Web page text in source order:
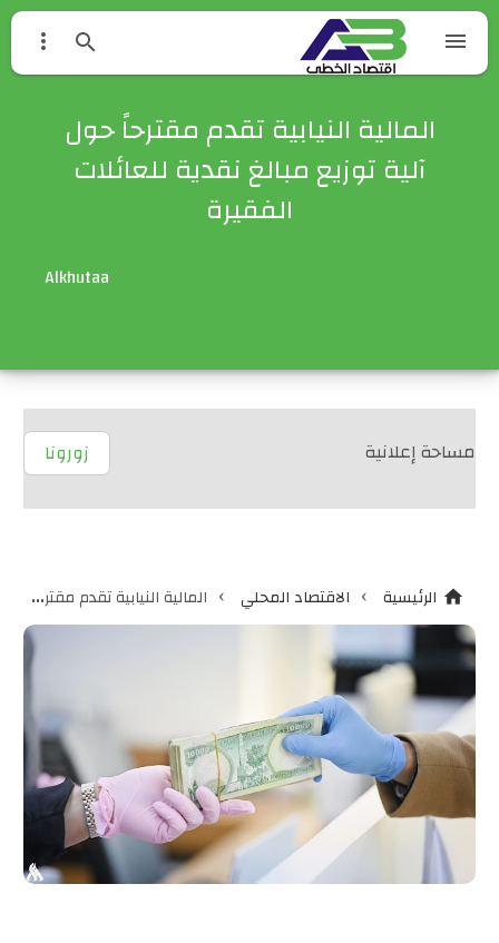



المالية النيابية تقدم مقترحاً حول
آلية توزيع مبالغ نقدية للعائلات
الفقيرة
Alkhutaa
مساحة إعلانية زورونا
 الرئيسية › الاقتصاد المحلي › المالية النيابية تقدم مقترحاً حول آلية توزيع مبالغ نقدية للعائلات الفقيرة